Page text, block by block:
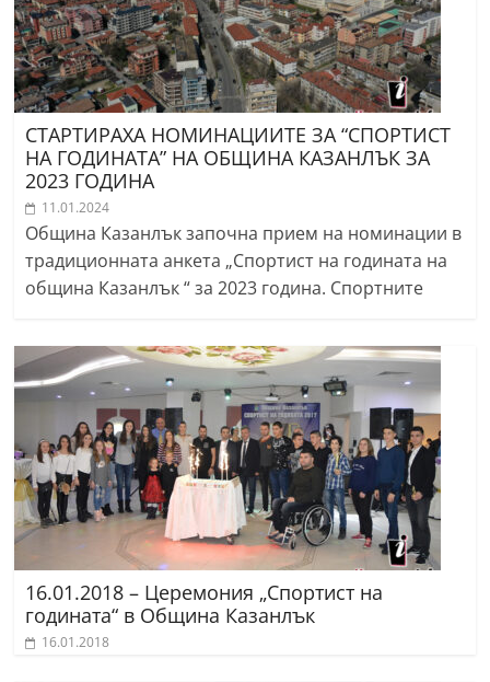
СТАРТИРАХА НОМИНАЦИИТЕ ЗА “СПОРТИСТ
НА ГОДИНАТА” НА ОБЩИНА КАЗАНЛЪК ЗА
2023 ГОДИНА
11.01.2024
Община Казанлък започна прием на номинации в
традиционната анкета „Спортист на годината на
община Казанлък “ за 2023 година. Спортните
16.01.2018 – Церемония „Спортист на
годината“ в Община Казанлък
16.01.2018